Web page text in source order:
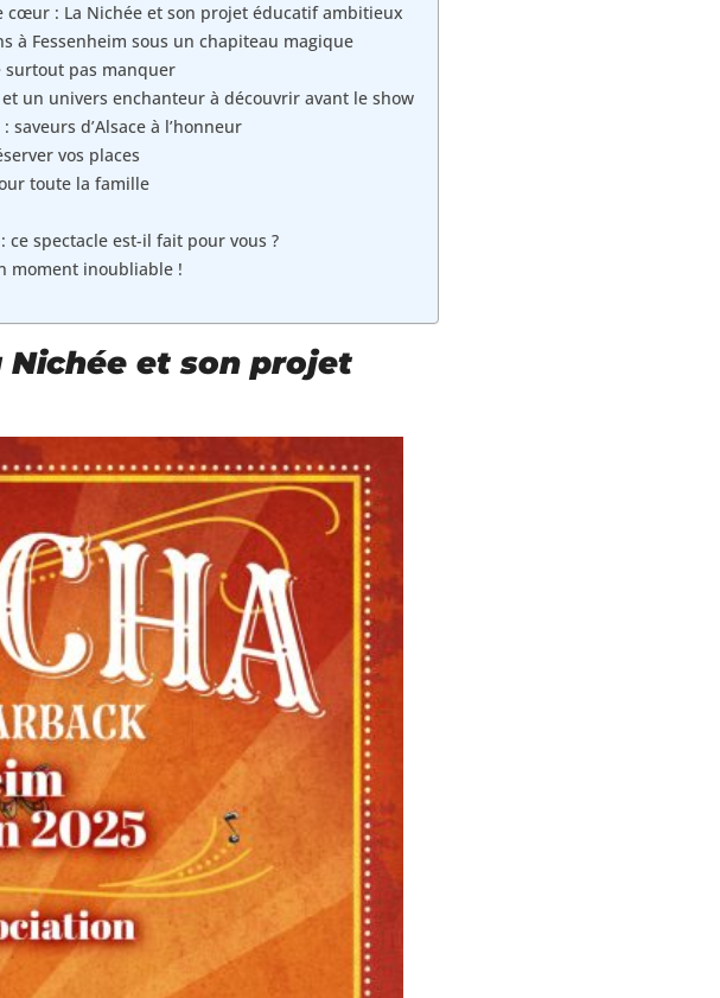
cœur : La Nichée et son projet éducatif ambitieux
à Fessenheim sous un chapiteau magique
surtout pas manquer
un univers enchanteur à découvrir avant le show
d’Alsace à l’honneur
vos places
toute la famille
ce spectacle est-il fait pour vous ?
moment inoubliable !
et son projet